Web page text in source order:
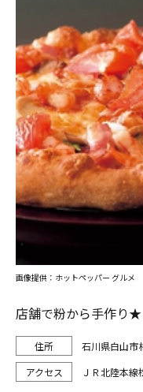
店舗で粉から手作り
石川県白山市
ＪＲ北陸本
画像提供：ホットペッパー グルメ